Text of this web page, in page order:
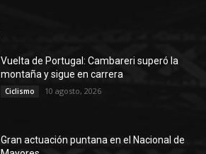
Vuelta de Portugal: Cambareri superó la
montaña y sigue en carrera
Ciclismo 10 agosto, 2026
Gran actuación puntana en el Nacional de